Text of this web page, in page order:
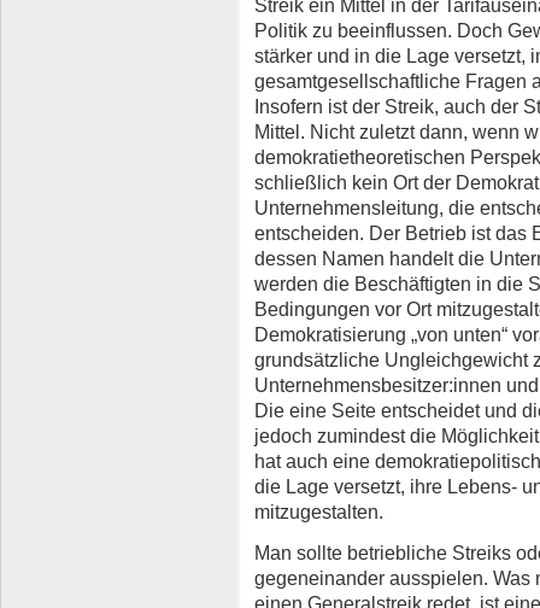
Streik ein Mittel in der
Politik zu beeinflussen. Doch
stärker und in die Lage versetzt,
gesamtgesellschaftliche Fragen
Insofern ist der Streik, auch der
Mittel. Nicht zuletzt dann, wenn
demokratietheoretischen
schließlich kein Ort der
Unternehmensleitung, die
entscheiden. Der Betrieb ist das
dessen Namen handelt die
werden die Beschäftigten in die
Bedingungen vor Ort
Demokratisierung „von unten“
grundsätzliche Ungleichgewicht
Unternehmensbesitzer:innen
Die eine Seite entscheidet und
jedoch zumindest die
hat auch eine
die Lage versetzt, ihre Lebens-
mitzugestalten.
Man sollte betriebliche Streiks
gegeneinander ausspielen. Was
einen Generalstreik redet, ist